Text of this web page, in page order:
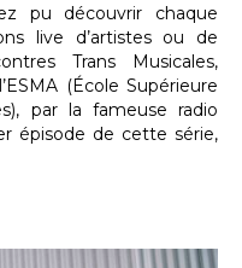
pu découvrir chaque
live d’artistes ou de
Trans Musicales,
(École Supérieure
par la fameuse radio
épisode de cette série,